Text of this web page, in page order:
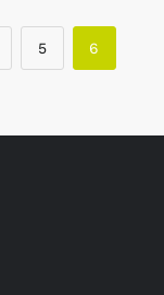
5 6